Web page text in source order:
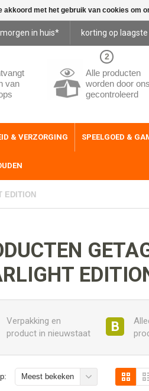
in huis* korting op
van
2
Alle producten
worden door ons
gecontroleerd
& VERZORGING SPEELGOED &
EDITION
Verpakking en
product in nieuwstaat
B
Meest bekeken
akkoord met het gebruik van cookies om